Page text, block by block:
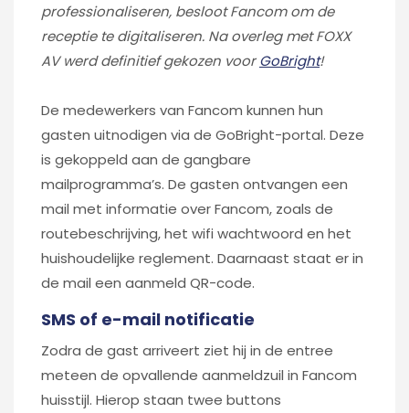
professionaliseren, besloot Fancom om de
receptie te digitaliseren. Na overleg met FOXX
AV werd definitief gekozen voorGoBright!
De medewerkers van Fancom kunnen hun
gasten uitnodigen via de GoBright-portal. Deze
is gekoppeld aan de gangbare
mailprogramma’s. De gasten ontvangen een
mail met informatie over Fancom, zoals de
routebeschrijving, het wifi wachtwoord en het
huishoudelijke reglement. Daarnaast staat er in
de mail een aanmeld QR-code.
SMS of e-mail notificatie
Zodra de gast arriveert ziet hij in de entree
meteen de opvallende aanmeldzuil in Fancom
huisstijl. Hierop staan twee buttons